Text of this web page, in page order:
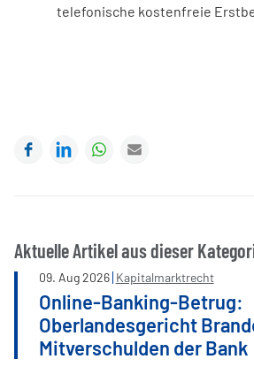
telefonische kostenfreie
FacebookLinkedInWhatsApp
Aktuelle Artikel aus dieser
09. Aug2026 Kapitalmarktrecht
Online-Banking-Betrug:
Oberlandesgericht
Mitverschulden der Bank